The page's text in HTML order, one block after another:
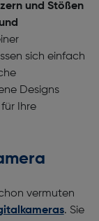
und Stößen
sich einfach
Designs
Ihre
vermuten
. Sie